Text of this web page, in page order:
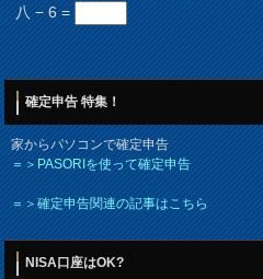
八 − 6 =
確定申告 特集！
家からパソコンで確定申告
＝＞PASORIを使って確定申告
＝＞確定申告関連の記事はこちら
NISA口座はOK?